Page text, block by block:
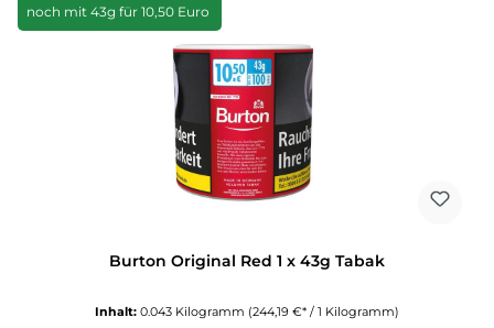
noch mit 43g für 10,50 Euro
Burton Original Red 1 x 43g Tabak
Inhalt: 0.043 Kilogramm (244,19 €* / 1 Kilogramm)